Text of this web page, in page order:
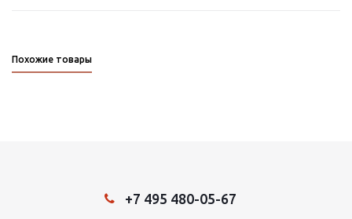
Похожие товары
+7 495 480-05-67